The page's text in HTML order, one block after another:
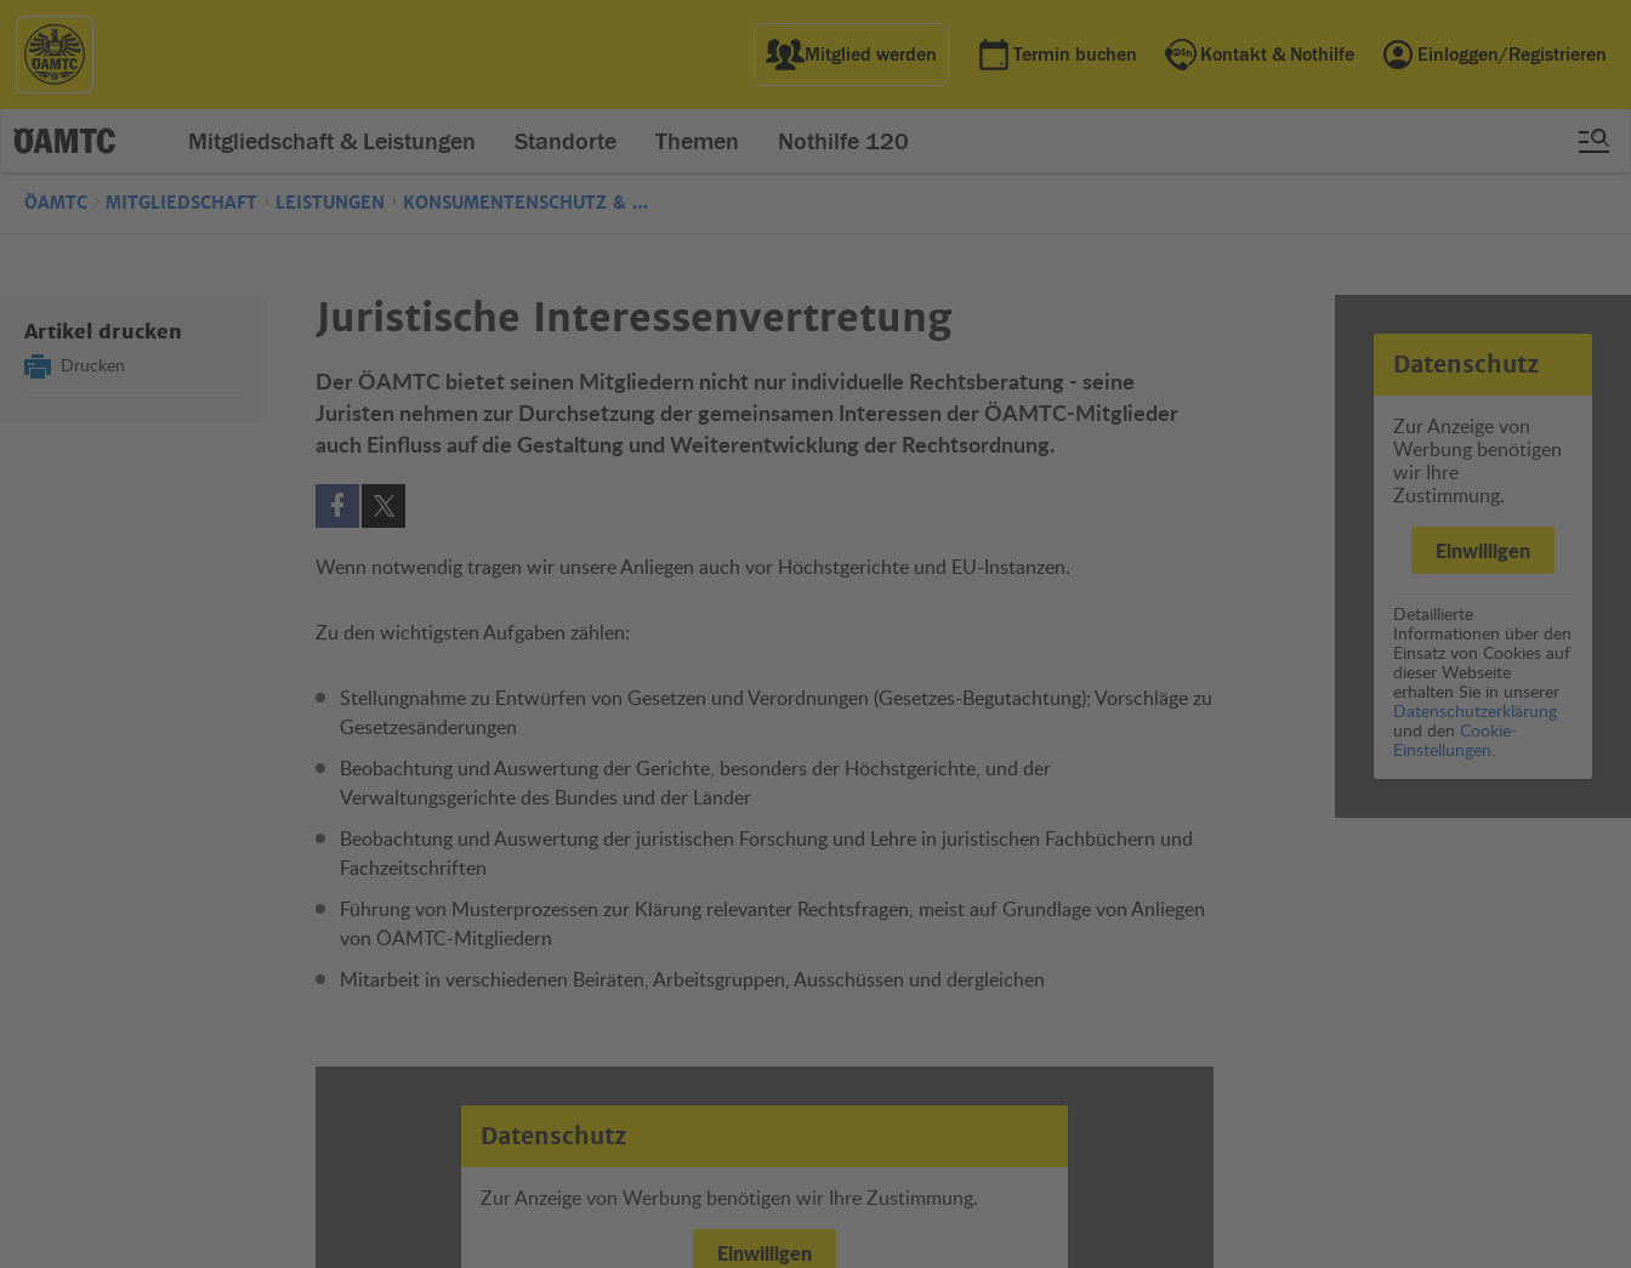
Mitglied werden Termin buchen Kontakt & Nothilfe Einloggen/Registrieren
Mitgliedschaft & Leistungen Standorte Themen Nothilfe 120
ÖAMTC MITGLIEDSCHAFT LEISTUNGEN KONSUMENTENSCHUTZ & …
Datenschutz
Zur Anzeige von
Werbung benötigen
wir Ihre
Zustimmung.
Einwilligen
Detaillierte
Informationen über den
Einsatz von Cookies auf
dieser Webseite
erhalten Sie in unserer
Datenschutzerklärung
und den Cookie-
Einstellungen.
Artikel drucken
Drucken
Juristische Interessenvertretung
Der ÖAMTC bietet seinen Mitgliedern nicht nur individuelle Rechtsberatung - seine
Juristen nehmen zur Durchsetzung der gemeinsamen Interessen der ÖAMTC-Mitglieder
auch Einfluss auf die Gestaltung und Weiterentwicklung der Rechtsordnung.
Auf Facebook teilen (öffnet in neuem Fenster)
Auf X teilen (öffnet in neuem Fenster)
Wenn notwendig tragen wir unsere Anliegen auch vor Höchstgerichte und EU-Instanzen.
Zu den wichtigsten Aufgaben zählen:
Stellungnahme zu Entwürfen von Gesetzen und Verordnungen (Gesetzes-Begutachtung); Vorschläge zu
Gesetzesänderungen
Beobachtung und Auswertung der Gerichte, besonders der Höchstgerichte, und der
Verwaltungsgerichte des Bundes und der Länder
Beobachtung und Auswertung der juristischen Forschung und Lehre in juristischen Fachbüchern und
Fachzeitschriften
Führung von Musterprozessen zur Klärung relevanter Rechtsfragen, meist auf Grundlage von Anliegen
von ÖAMTC-Mitgliedern
Mitarbeit in verschiedenen Beiräten, Arbeitsgruppen, Ausschüssen und dergleichen
Datenschutz
Zur Anzeige von Werbung benötigen wir Ihre Zustimmung.
Einwilligen